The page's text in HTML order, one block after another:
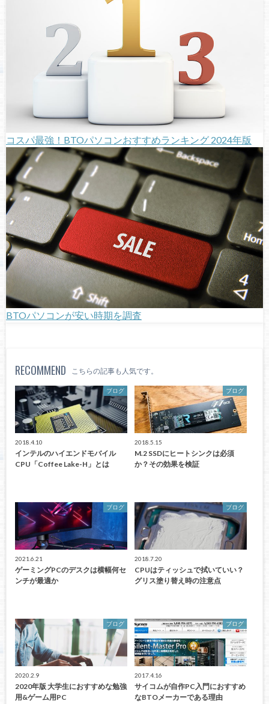
コスパ最強！BTOパソコンおすすめランキング 2024年版
BTOパソコンが安い時期を調査
RECOMMEND こちらの記事も人気です。
ブログ
2018.4.10
インテルのハイエンドモバイル
CPU「Coffee Lake-H」とは
ブログ
2018.5.15
M.2 SSDにヒートシンクは必須
か？その効果を検証
ブログ
2021.6.21
ゲーミングPCのデスクは横幅何セ
ンチが最適か
ブログ
2018.7.20
CPUはティッシュで拭いていい？
グリス塗り替え時の注意点
ブログ
2020.2.9
2020年版 大学生におすすめな勉強
用&ゲーム用PC
ブログ
2017.4.16
サイコムが自作PC入門におすすめ
なBTOメーカーである理由